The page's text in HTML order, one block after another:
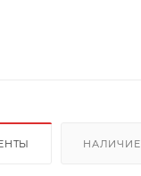
НАЛИЧИЕ